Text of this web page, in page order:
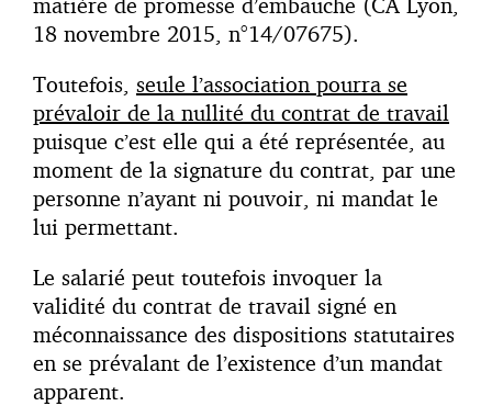
18 novembre 2015, n°14/07675).
Toutefois, seule l’association pourra se
prévaloir de la nullité du contrat de travail
puisque c’est elle qui a été représentée, au
moment de la signature du contrat, par une
personne n’ayant ni pouvoir, ni mandat le
lui permettant.
Le salarié peut toutefois invoquer la
validité du contrat de travail signé en
méconnaissance des dispositions statutaires
en se prévalant de l’existence d’un mandat
apparent.